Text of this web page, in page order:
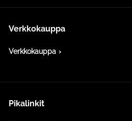
Verkkokauppa
Verkkokauppa
Pikalinkit